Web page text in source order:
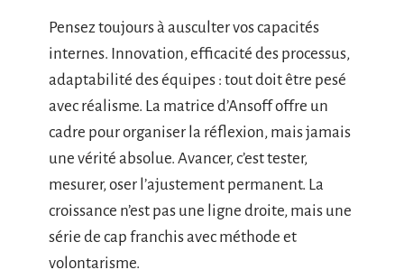
Pensez toujours à ausculter vos capacités
internes. Innovation, efficacité des processus,
adaptabilité des équipes : tout doit être pesé
avec réalisme. La matrice d’Ansoff offre un
cadre pour organiser la réflexion, mais jamais
une vérité absolue. Avancer, c’est tester,
mesurer, oser l’ajustement permanent. La
croissance n’est pas une ligne droite, mais une
série de cap franchis avec méthode et
volontarisme.